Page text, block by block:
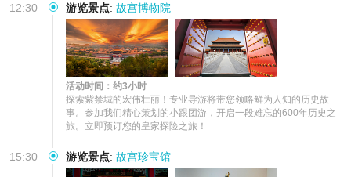
12:30 游览景点: 故宫博物院
活动时间：约3小时
探索紫禁城的宏伟壮丽！专业导游将带您领略鲜为人知的历史故
事。参加我们精心策划的小跟团游，开启一段难忘的600年历史之
旅。立即预订您的皇家探险之旅！
15:30 游览景点: 故宫珍宝馆